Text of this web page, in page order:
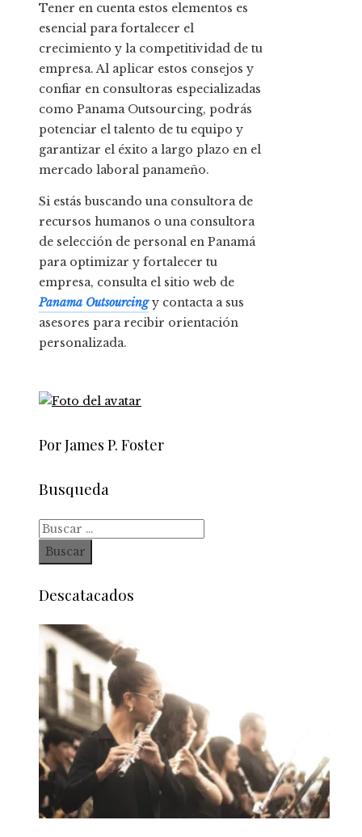
Tener en cuenta estos elementos es
esencial para fortalecer el
crecimiento y la competitividad de tu
empresa. Al aplicar estos consejos y
confiar en consultoras especializadas
como Panama Outsourcing, podrás
potenciar el talento de tu equipo y
garantizar el éxito a largo plazo en el
mercado laboral panameño.
Si estás buscando una consultora de
recursos humanos o una consultora
de selección de personal en Panamá
para optimizar y fortalecer tu
empresa, consulta el sitio web de
Panama Outsourcingy contacta a sus
asesores para recibir orientación
personalizada.
Por James P. Foster
Busqueda
Buscar:
Descatacados